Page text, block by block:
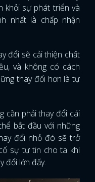
khỏi sự phát triển và
nhất là chấp nhận
đổi sẽ cải thiện chất
và không có cách
thay đổi hơn là tự
cần phải thay đổi cái
bắt đầu với những
đổi nhỏ đó sẽ trở
sự tự tin cho ta khi
đổi lớn đấy.